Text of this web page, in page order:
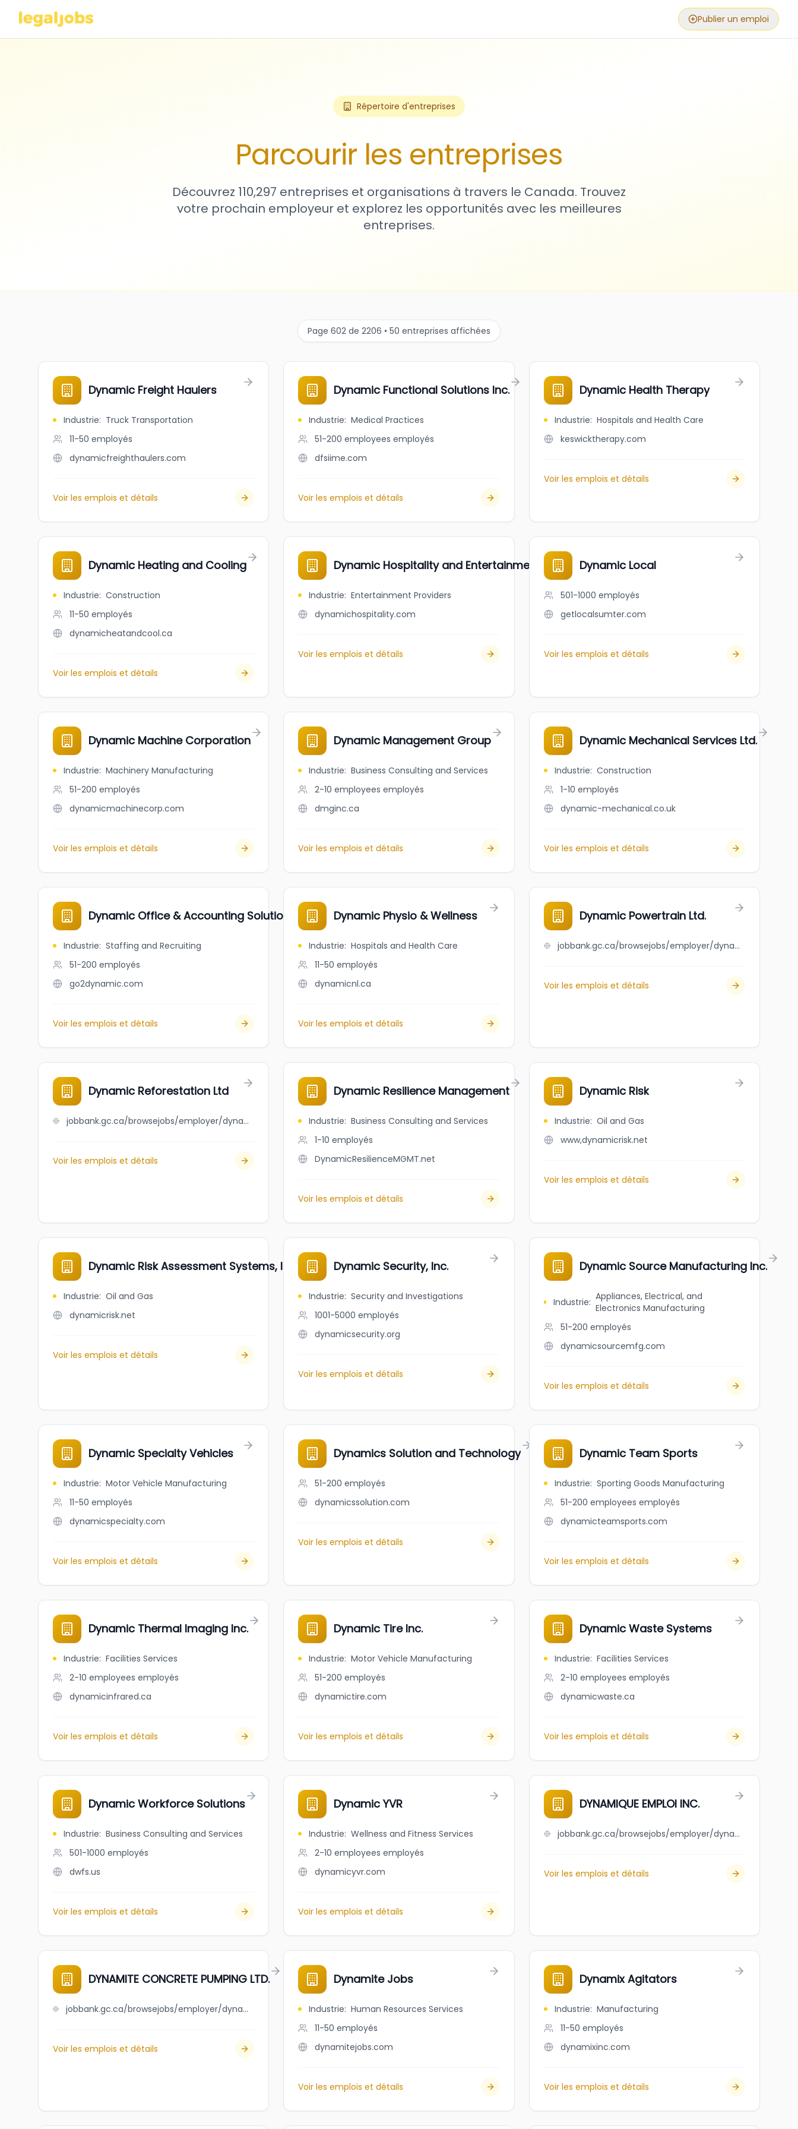
Publier un emploi
Répertoire d'entreprises
Parcourir les entreprises
Découvrez 110,297 entreprises et organisations à travers le Canada. Trouvez
votre prochain employeur et explorez les opportunités avec les meilleures
entreprises.
Page 602 de 2206 • 50 entreprises affichées
Dynamic Freight Haulers
Industrie: Truck Transportation
11-50 employés
dynamicfreighthaulers.com
Voir les emplois et détails
Dynamic Functional Solutions Inc.
Industrie: Medical Practices
51-200 employees employés
dfsiime.com
Voir les emplois et détails
Dynamic Health Therapy
Industrie: Hospitals and Health Care
keswicktherapy.com
Voir les emplois et détails
Dynamic Heating and Cooling
Industrie: Construction
11-50 employés
dynamicheatandcool.ca
Voir les emplois et détails
Dynamic Hospitality and Entertainment Group
Industrie: Entertainment Providers
dynamichospitality.com
Voir les emplois et détails
Dynamic Local
501-1000 employés
getlocalsumter.com
Voir les emplois et détails
Dynamic Machine Corporation
Industrie: Machinery Manufacturing
51-200 employés
dynamicmachinecorp.com
Voir les emplois et détails
Dynamic Management Group
Industrie: Business Consulting and Services
2-10 employees employés
dmginc.ca
Voir les emplois et détails
Dynamic Mechanical Services Ltd.
Industrie: Construction
1-10 employés
dynamic-mechanical.co.uk
Voir les emplois et détails
Dynamic Office & Accounting Solutions
Industrie: Staffing and Recruiting
51-200 employés
go2dynamic.com
Voir les emplois et détails
Dynamic Physio & Wellness
Industrie: Hospitals and Health Care
11-50 employés
dynamicnl.ca
Voir les emplois et détails
Dynamic Powertrain Ltd.
jobbank.gc.ca/browsejobs/employer/dynamic+powertrain+ltd./ca
Voir les emplois et détails
Dynamic Reforestation Ltd
jobbank.gc.ca/browsejobs/employer/dynamic+reforestation+ltd/ca
Voir les emplois et détails
Dynamic Resilience Management
Industrie: Business Consulting and Services
1-10 employés
DynamicResilienceMGMT.net
Voir les emplois et détails
Dynamic Risk
Industrie: Oil and Gas
www,dynamicrisk.net
Voir les emplois et détails
Dynamic Risk Assessment Systems, Inc.
Industrie: Oil and Gas
dynamicrisk.net
Voir les emplois et détails
Dynamic Security, Inc.
Industrie: Security and Investigations
1001-5000 employés
dynamicsecurity.org
Voir les emplois et détails
Dynamic Source Manufacturing Inc.
Industrie: Appliances, Electrical, and
Electronics Manufacturing
51-200 employés
dynamicsourcemfg.com
Voir les emplois et détails
Dynamic Specialty Vehicles
Industrie: Motor Vehicle Manufacturing
11-50 employés
dynamicspecialty.com
Voir les emplois et détails
Dynamics Solution and Technology
51-200 employés
dynamicssolution.com
Voir les emplois et détails
Dynamic Team Sports
Industrie: Sporting Goods Manufacturing
51-200 employees employés
dynamicteamsports.com
Voir les emplois et détails
Dynamic Thermal Imaging Inc.
Industrie: Facilities Services
2-10 employees employés
dynamicinfrared.ca
Voir les emplois et détails
Dynamic Tire Inc.
Industrie: Motor Vehicle Manufacturing
51-200 employés
dynamictire.com
Voir les emplois et détails
Dynamic Waste Systems
Industrie: Facilities Services
2-10 employees employés
dynamicwaste.ca
Voir les emplois et détails
Dynamic Workforce Solutions
Industrie: Business Consulting and Services
501-1000 employés
dwfs.us
Voir les emplois et détails
Dynamic YVR
Industrie: Wellness and Fitness Services
2-10 employees employés
dynamicyvr.com
Voir les emplois et détails
DYNAMIQUE EMPLOI INC.
jobbank.gc.ca/browsejobs/employer/dynamique+emploi+inc./ca
Voir les emplois et détails
DYNAMITE CONCRETE PUMPING LTD.
jobbank.gc.ca/browsejobs/employer/dynamite+concrete+pumping+ltd./ca
Voir les emplois et détails
Dynamite Jobs
Industrie: Human Resources Services
11-50 employés
dynamitejobs.com
Voir les emplois et détails
Dynamix Agitators
Industrie: Manufacturing
11-50 employés
dynamixinc.com
Voir les emplois et détails